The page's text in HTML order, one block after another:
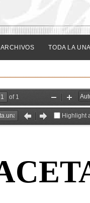
ARCHIVOS TODA LA